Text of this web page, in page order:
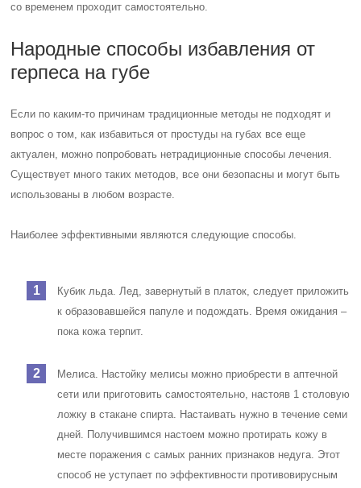
со временем проходит самостоятельно.
Народные способы избавления от
герпеса на губе
Если по каким-то причинам традиционные методы не подходят и
вопрос о том, как избавиться от простуды на губах все еще
актуален, можно попробовать нетрадиционные способы лечения.
Существует много таких методов, все они безопасны и могут быть
использованы в любом возрасте.
Наиболее эффективными являются следующие способы.
Кубик льда. Лед, завернутый в платок, следует приложить
к образовавшейся папуле и подождать. Время ожидания –
пока кожа терпит.
Мелиса. Настойку мелисы можно приобрести в аптечной
сети или приготовить самостоятельно, настояв 1 столовую
ложку в стакане спирта. Настаивать нужно в течение семи
дней. Получившимся настоем можно протирать кожу в
месте поражения с самых ранних признаков недуга. Этот
способ не уступает по эффективности противовирусным